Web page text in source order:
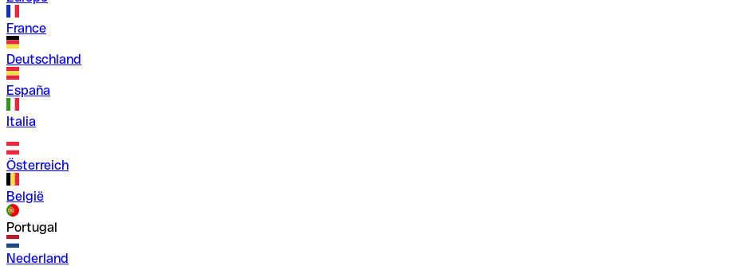
France
Deutschland
España
Italia
Österreich
België
Portugal
Nederland